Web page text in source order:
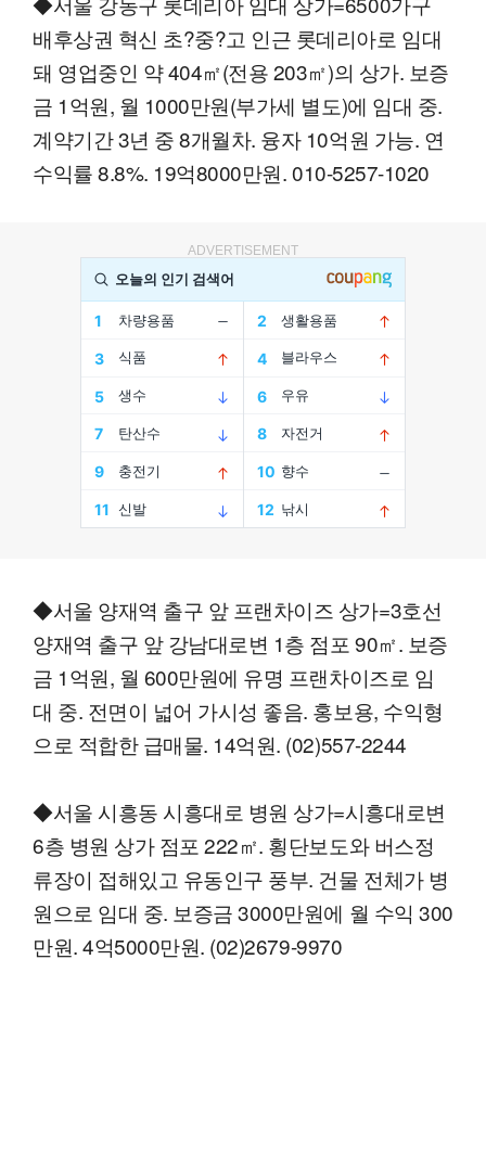
배후상권 혁신 초?중?고 인근 롯데리아로 임대
돼 영업중인 약 404㎡(전용 203㎡)의 상가. 보증
금 1억원, 월 1000만원(부가세 별도)에 임대 중.
계약기간 3년 중 8개월차. 융자 10억원 가능. 연
수익률 8.8%. 19억8000만원. 010-5257-1020
ADVERTISEMENT
◆서울 양재역 출구 앞 프랜차이즈 상가=3호선
양재역 출구 앞 강남대로변 1층 점포 90㎡. 보증
금 1억원, 월 600만원에 유명 프랜차이즈로 임
대 중. 전면이 넓어 가시성 좋음. 홍보용, 수익형
으로 적합한 급매물. 14억원. (02)557-2244
◆서울 시흥동 시흥대로 병원 상가=시흥대로변
6층 병원 상가 점포 222㎡. 횡단보도와 버스정
류장이 접해있고 유동인구 풍부. 건물 전체가 병
원으로 임대 중. 보증금 3000만원에 월 수익 300
만원. 4억5000만원. (02)2679-9970